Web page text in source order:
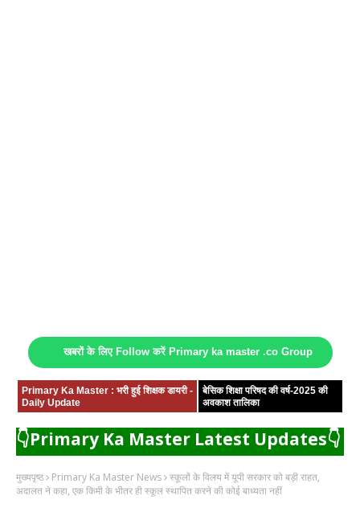
खबरों के लिए Follow करें Primary ka master .co Group
Primary Ka Master : भरी हुई शिक्षक डायरी -
Daily Update
बेसिक शिक्षा परिषद की वर्ष-2025 की
अवकाश तालिका
👇Primary Ka Master Latest Updates👇
मुख्यपृष्ठ Primary Ka Master News स्कूलों के विलय में यूपी सरकार को बड़ी राहत,
अदालत ने कहा, एक किमी के भीतर ही स्कूल स्थापित करने की कोई बाध्यता नहीं